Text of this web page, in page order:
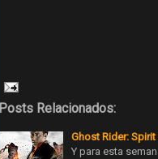
Posts Relacionados:
Ghost Rider:
Y para esta